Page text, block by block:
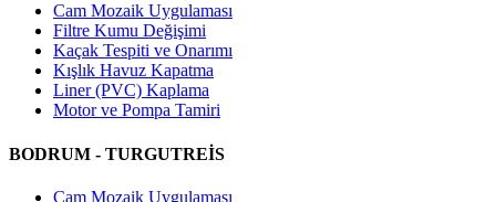
Cam Mozaik Uygulaması
Filtre Kumu Değişimi
Kaçak Tespiti ve Onarımı
Kışlık Havuz Kapatma
Liner (PVC) Kaplama
Motor ve Pompa Tamiri
BODRUM - TURGUTREİS
Cam Mozaik Uygulaması